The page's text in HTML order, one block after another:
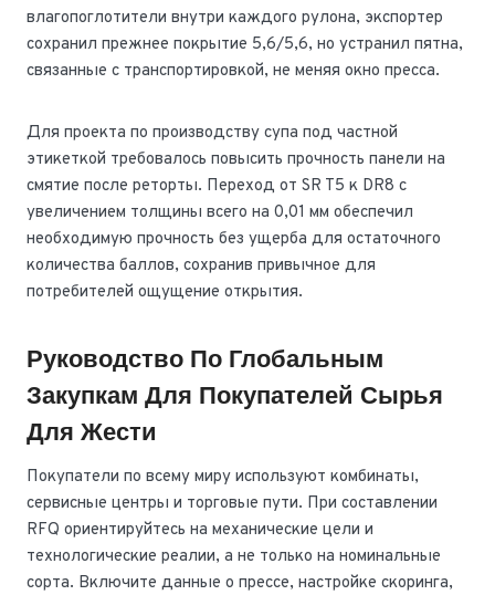
влагопоглотители внутри каждого рулона, экспортер
сохранил прежнее покрытие 5,6/5,6, но устранил пятна,
связанные с транспортировкой, не меняя окно пресса.
Для проекта по производству супа под частной
этикеткой требовалось повысить прочность панели на
смятие после реторты. Переход от SR T5 к DR8 с
увеличением толщины всего на 0,01 мм обеспечил
необходимую прочность без ущерба для остаточного
количества баллов, сохранив привычное для
потребителей ощущение открытия.
Руководство По Глобальным
Закупкам Для Покупателей Сырья
Для Жести
Покупатели по всему миру используют комбинаты,
сервисные центры и торговые пути. При составлении
RFQ ориентируйтесь на механические цели и
технологические реалии, а не только на номинальные
сорта. Включите данные о прессе, настройке скоринга,